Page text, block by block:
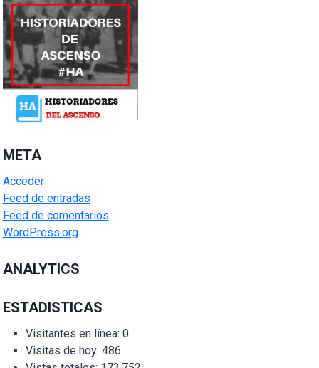
META
Acceder
Feed de entradas
Feed de comentarios
WordPress.org
ANALYTICS
ESTADISTICAS
Visitantes en línea: 0
Visitas de hoy: 486